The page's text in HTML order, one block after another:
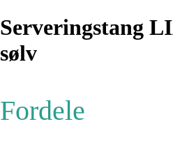
Serveringstang
sølv
Fordele